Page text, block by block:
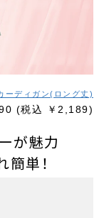
ーディガン(ロング丈)
(税込 ￥2,189)
が魅力
簡単！